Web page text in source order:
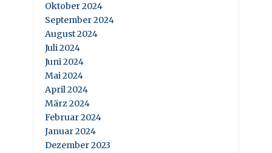
Oktober 2024
September 2024
August 2024
Juli 2024
Juni 2024
Mai 2024
April 2024
März 2024
Februar 2024
Januar 2024
Dezember 2023